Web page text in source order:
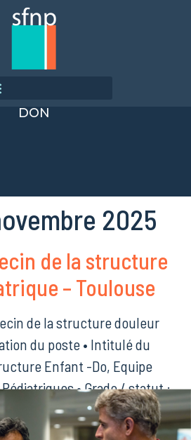
DON
2025
de la structure
– Toulouse
de la structure douleur
du poste • Intitulé du
Enfant -Do, Equipe
• Grade / statut :
Praticien contractuel
de clinique Assistant / PU-